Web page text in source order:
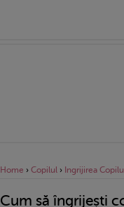
Home › Copilul › Ingrijirea
Cum să îngrijești